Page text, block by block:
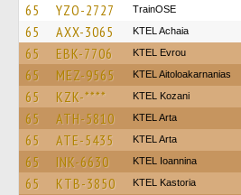
65 YZO-2727 TrainΟSE
65 AXX-3065 KTEL Achaia
65 EBK-7706 KTEL Evrou
65 MEZ-9565 KTEL Aitoloakarnanias
65 KZK-**** ΚΤΕL Kozani
65 ATH-5810 KTEL Arta
65 ATE-5435 KTEL Arta
65 INK-6630 KTEL Ioannina
65 KTB-3850 KTEL Kastoria